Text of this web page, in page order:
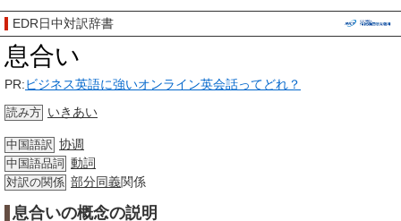
EDR日中対訳辞書
息合い
PR:ビジネス英語に強いオンライン英会話ってどれ？
読み方 いきあい
中国語訳 协调
中国語品詞 動詞
対訳の関係 部分同義関係
息合いの概念の説明